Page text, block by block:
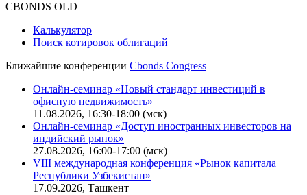
CBONDS OLD
Калькулятор
Поиск котировок облигаций
Ближайшие конференции Cbonds Congress
Онлайн-семинар «Новый стандарт инвестиций в
офисную недвижимость»
11.08.2026, 16:30-18:00 (мск)
Онлайн-семинар «Доступ иностранных инвесторов на
индийский рынок»
27.08.2026, 16:00-17:00 (мск)
VIII международная конференция «Рынок капитала
Республики Узбекистан»
17.09.2026, Ташкент